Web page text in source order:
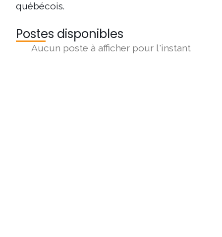
québécois.
Postes disponibles
Aucun poste à afficher pour l'instant